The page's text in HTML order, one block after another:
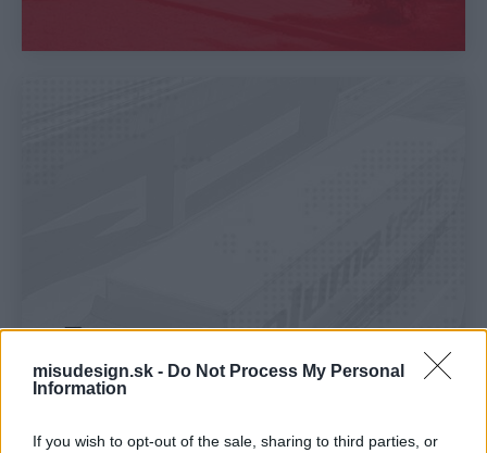
misudesign.sk - Do Not Process My Personal
Information
If you wish to opt-out of the sale, sharing to third parties, or